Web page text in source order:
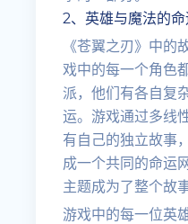
2、英雄与魔法的
《苍翼之刃》中的
戏中的每一个角色
派，他们有各自复
运。游戏通过多线
有自己的独立故事
成一个共同的命运
主题成为了整个故
游戏中的每一位英